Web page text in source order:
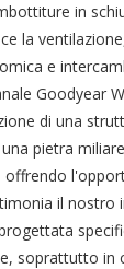
in
la
e
Goodyear
di una
pietra
il nostro
soprattutto in